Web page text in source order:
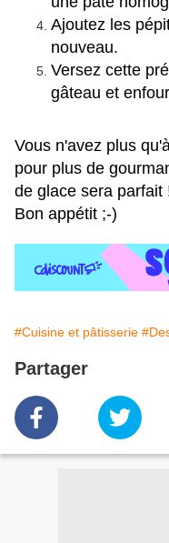
Ajoutez les
nouveau.
Versez cette
gâteau et
Vous n'avez plus
pour plus de
de glace sera parfait
Bon appétit ;-)
#Cuisine et pâtisserie
Partager